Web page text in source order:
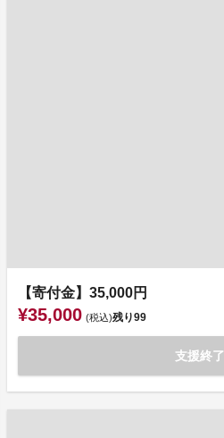
【寄付金】35,000円
¥35,000 (税込)残り99
支援終了